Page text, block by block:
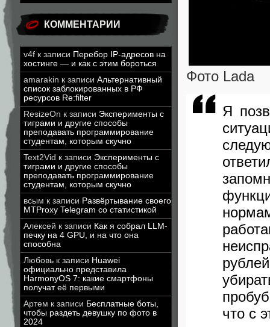
КОММЕНТАРИИ
v4f к записи Перебор IP-адресов на
хостинге — и как с этим бороться
amarakin к записи Альтернативный
список заблокированных в РФ
ресурсов Re:filter
ResizeOn к записи Эксперименты с
тиграми и другие способы
преподавать программирование
студентам, которым скучно
Text2Vid к записи Эксперименты с
тиграми и другие способы
преподавать программирование
студентам, которым скучно
всым к записи Развёртывание своего
MTProxy Telegram со статистикой
Алексей к записи Как я собрал LLM-
печку на 4 GPU, и на что она
способна
Любовь к записи Huawei
официально представила
HarmonyOS 7: какие смартфоны
получат её первыми
Артем к записи Бесплатные боты,
чтобы раздеть девушку по фото в
2024
Фото Lada
Я
что с